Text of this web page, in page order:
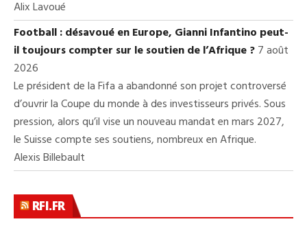
Alix Lavoué
Football : désavoué en Europe, Gianni Infantino peut-
il toujours compter sur le soutien de l’Afrique ?7 août
2026
Le président de la Fifa a abandonné son projet controversé
d’ouvrir la Coupe du monde à des investisseurs privés. Sous
pression, alors qu’il vise un nouveau mandat en mars 2027,
le Suisse compte ses soutiens, nombreux en Afrique.
Alexis Billebault
RFI.FR